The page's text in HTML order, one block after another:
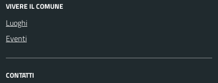
VIVERE IL COMUNE
Luoghi
Eventi
CONTATTI